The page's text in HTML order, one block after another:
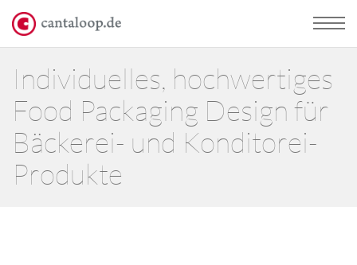
Individuelles, hochwertiges
Food Packaging Design für
Bäckerei- und Konditorei-
Produkte